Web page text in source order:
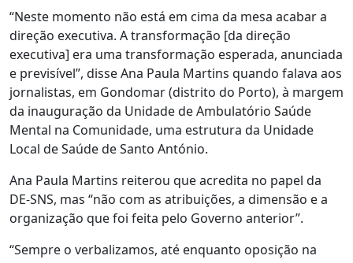
“Neste momento não está em cima da mesa acabar a
direção executiva. A transformação [da direção
executiva] era uma transformação esperada, anunciada
e previsível”, disse Ana Paula Martins quando falava aos
jornalistas, em Gondomar (distrito do Porto), à margem
da inauguração da Unidade de Ambulatório Saúde
Mental na Comunidade, uma estrutura da Unidade
Local de Saúde de Santo António.
Ana Paula Martins reiterou que acredita no papel da
DE-SNS, mas “não com as atribuições, a dimensão e a
organização que foi feita pelo Governo anterior”.
“Sempre o verbalizamos, até enquanto oposição na